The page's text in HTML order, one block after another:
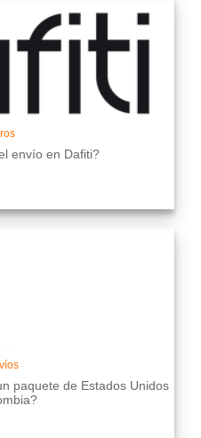
envío en Dafiti?
paquete de Estados Unidos